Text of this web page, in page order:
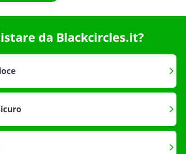
da Blackcircles.it?